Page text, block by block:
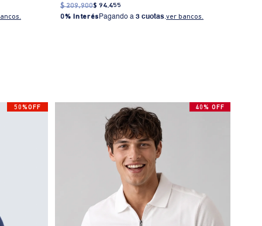
$ 209.900$ 94.455
0% Interés Pagando a3 cuotas.ver bancos.
50%OFF 40% OFF